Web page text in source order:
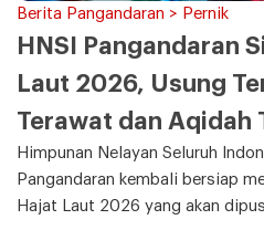
Berita Pangandaran > Pernik
HNSI Pangandaran
Laut 2026, Usung
Terawat dan Aqidah
Himpunan Nelayan Seluruh
Pangandaran kembali bersiap
Hajat Laut 2026 yang akan